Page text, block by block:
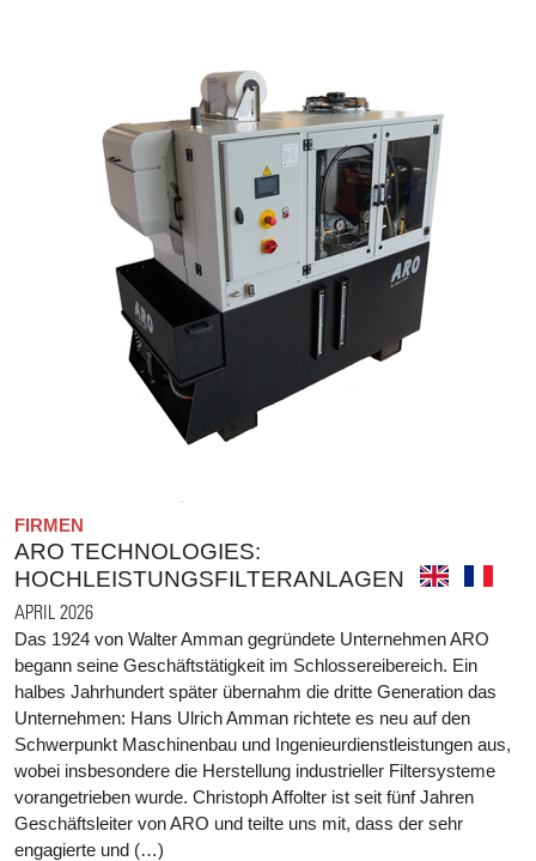
FIRMEN
ARO TECHNOLOGIES:
HOCHLEISTUNGSFILTERANLAGEN
APRIL 2026
Das 1924 von Walter Amman gegründete Unternehmen ARO
begann seine Geschäftstätigkeit im Schlossereibereich. Ein
halbes Jahrhundert später übernahm die dritte Generation das
Unternehmen: Hans Ulrich Amman richtete es neu auf den
Schwerpunkt Maschinenbau und Ingenieurdienstleistungen aus,
wobei insbesondere die Herstellung industrieller Filtersysteme
vorangetrieben wurde. Christoph Affolter ist seit fünf Jahren
Geschäftsleiter von ARO und teilte uns mit, dass der sehr
engagierte und (…)